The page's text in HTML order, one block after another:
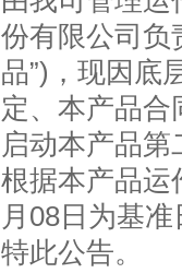
份有限公司负
品”)，现因底
定、本产品
启动本产品
根据本产品运
月08日为基
特此公告。